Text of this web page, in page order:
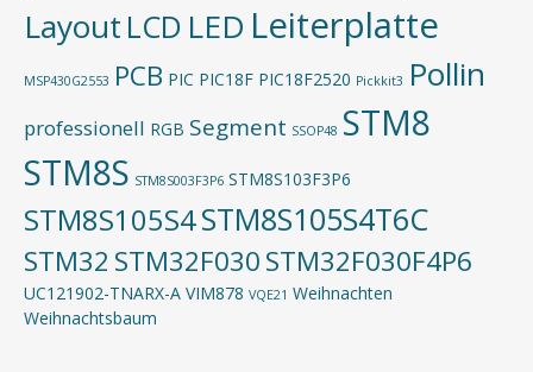
Layout LCD LED Leiterplatte
MSP430G2553 PCB PIC PIC18F PIC18F2520 Pickkit3 Pollin
professionell RGB Segment SSOP48 STM8
STM8S STM8S003F3P6 STM8S103F3P6
STM8S105S4STM8S105S4T6C
STM32 STM32F030STM32F030F4P6
UC121902-TNARX-A VIM878 VQE21 Weihnachten
Weihnachtsbaum